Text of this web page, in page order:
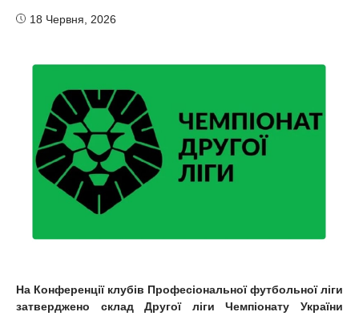
18 Червня, 2026
На Конференції клубів Професіональної футбольної ліги
затверджено склад Другої ліги Чемпіонату України